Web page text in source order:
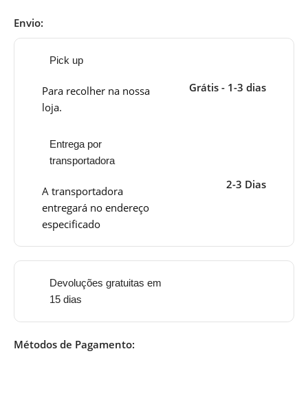
Envio:
Pick up
Para recolher na nossa
loja.
Grátis - 1-3 dias
Entrega por
transportadora
A transportadora
entregará no endereço
especificado
2-3 Dias
Devoluções gratuitas em
15 dias
Métodos de Pagamento: